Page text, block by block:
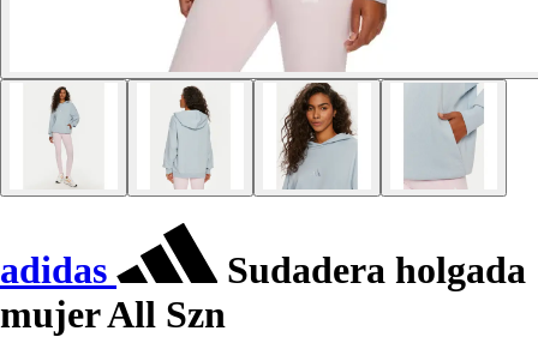
adidas
Sudadera holgada
mujer All Szn